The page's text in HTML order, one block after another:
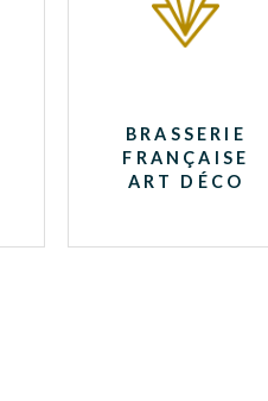
BRASSERIE
FRANÇAISE
ART DÉCO